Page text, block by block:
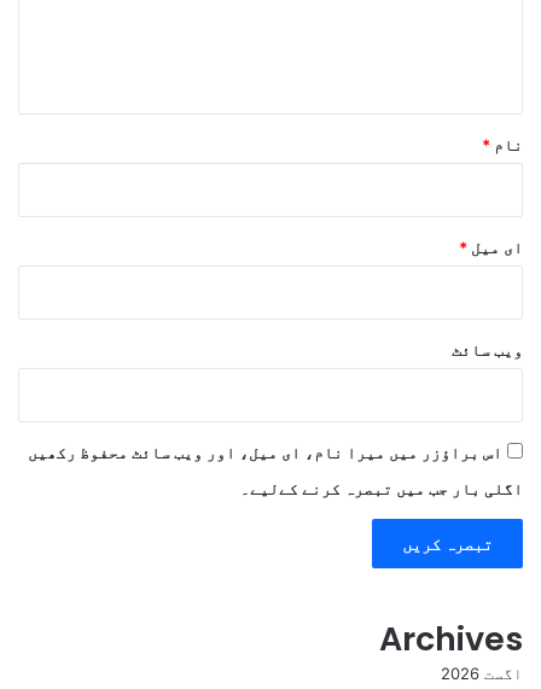
نام *
ای میل *
ویب‌ سائٹ
اس براؤزر میں میرا نام، ای میل، اور ویب سائٹ محفوظ رکھیں
اگلی بار جب میں تبصرہ کرنے کےلیے۔
Archives
اگست 2026